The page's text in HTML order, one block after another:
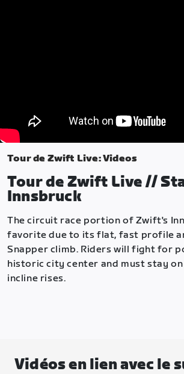
Tour de Zwift Live: Videos
Tour de Zwift Live //
Innsbruck
The circuit race portion of Zwift's
favorite due to its flat, fast profile
Snapper climb. Riders will fight for
historic city center and must stay on
incline rises.
Vidéos en lien avec le